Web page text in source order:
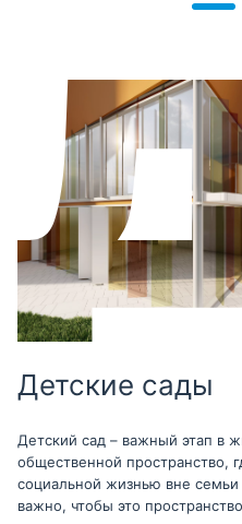
Детские сады
Детский сад – важный этап в
общественной пространство,
социальной жизнью вне семьи
важно, чтобы это